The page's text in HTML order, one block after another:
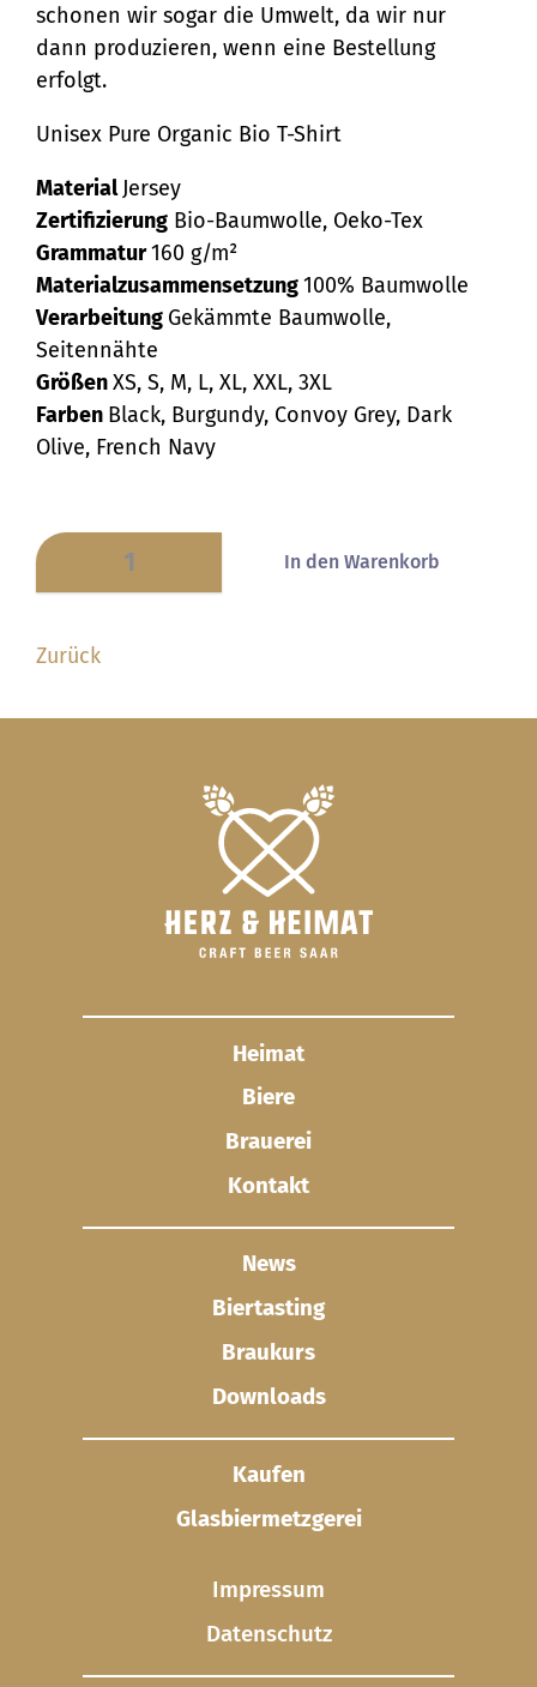
schonen wir sogar die Umwelt, da wir nur
dann produzieren, wenn eine Bestellung
erfolgt.
Unisex Pure Organic Bio T-Shirt
MaterialJersey
Zertifizierung Bio-Baumwolle, Oeko-Tex
Grammatur160 g/m²
Materialzusammensetzung100% Baumwolle
Verarbeitung Gekämmte Baumwolle,
Seitennähte
GrößenXS, S, M, L, XL, XXL, 3XL
Farben Black, Burgundy, Convoy Grey, Dark
Olive, French Navy
Zurück
Heimat
Biere
Brauerei
Kontakt
News
Biertasting
Braukurs
Downloads
Kaufen
Glasbier­metzgerei
Impressum
Datenschutz